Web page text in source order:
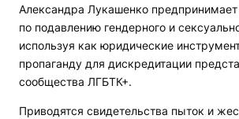
Александра Лукашенко
по подавлению гендерного и
используя как юридические
пропаганду для дискредитации
сообщества ЛГБТК+.
Приводятся свидетельства пыток и